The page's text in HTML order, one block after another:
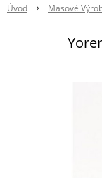
Úvod Mäsové